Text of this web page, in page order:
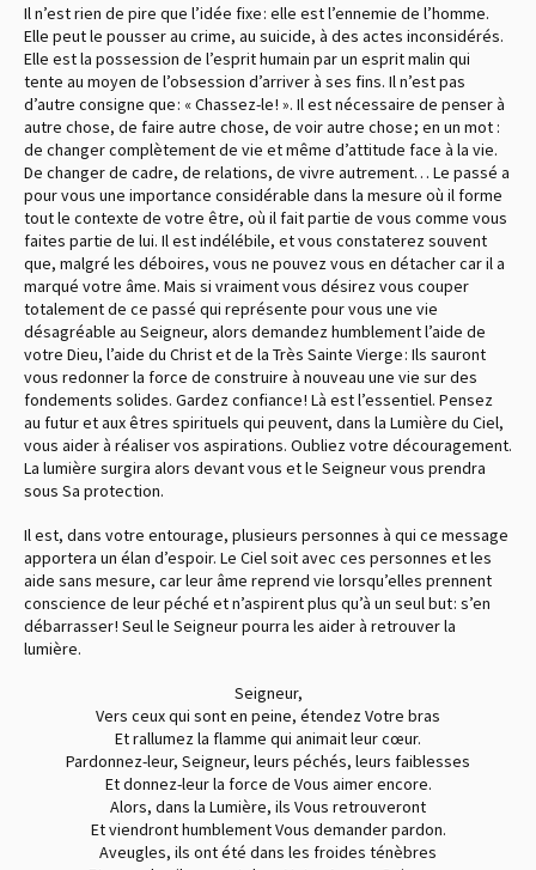
Il n’est rien de pire que l’idée fixe : elle est l’ennemie de l’homme.
Elle peut le pousser au crime, au suicide, à des actes inconsidérés.
Elle est la possession de l’esprit humain par un esprit malin qui
tente au moyen de l’obsession d’arriver à ses fins. Il n’est pas
d’autre consigne que : « Chassez-le ! ». Il est nécessaire de penser à
autre chose, de faire autre chose, de voir autre chose ; en un mot :
de changer complètement de vie et même d’attitude face à la vie.
De changer de cadre, de relations, de vivre autrement… Le passé a
pour vous une importance considérable dans la mesure où il forme
tout le contexte de votre être, où il fait partie de vous comme vous
faites partie de lui. Il est indélébile, et vous constaterez souvent
que, malgré les déboires, vous ne pouvez vous en détacher car il a
marqué votre âme. Mais si vraiment vous désirez vous couper
totalement de ce passé qui représente pour vous une vie
désagréable au Seigneur, alors demandez humblement l’aide de
votre Dieu, l’aide du Christ et de la Très Sainte Vierge : Ils sauront
vous redonner la force de construire à nouveau une vie sur des
fondements solides. Gardez confiance ! Là est l’essentiel. Pensez
au futur et aux êtres spirituels qui peuvent, dans la Lumière du Ciel,
vous aider à réaliser vos aspirations. Oubliez votre découragement.
La lumière surgira alors devant vous et le Seigneur vous prendra
sous Sa protection.
Il est, dans votre entourage, plusieurs personnes à qui ce message
apportera un élan d’espoir. Le Ciel soit avec ces personnes et les
aide sans mesure, car leur âme reprend vie lorsqu’elles prennent
conscience de leur péché et n’aspirent plus qu’à un seul but : s’en
débarrasser ! Seul le Seigneur pourra les aider à retrouver la
lumière.
Seigneur,
Vers ceux qui sont en peine, étendez Votre bras
Et rallumez la flamme qui animait leur cœur.
Pardonnez-leur, Seigneur, leurs péchés, leurs faiblesses
Et donnez-leur la force de Vous aimer encore.
Alors, dans la Lumière, ils Vous retrouveront
Et viendront humblement Vous demander pardon.
Aveugles, ils ont été dans les froides ténèbres